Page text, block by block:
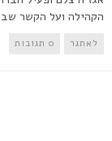
הקהילה ועל הקשר
לאתגר 0 תגובות